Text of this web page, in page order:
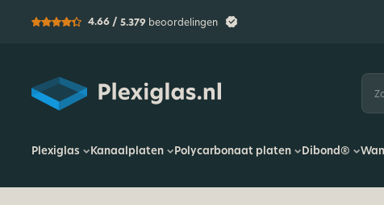
4.66 / 5.379 beoordelingen
Plexiglas
Plexiglas Kanaalplaten Polycarbonaat platen Dibond®